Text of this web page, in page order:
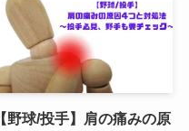
【野球/投手】肩の痛みの原